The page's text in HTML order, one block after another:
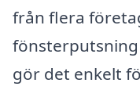
från flera
gör det enkelt